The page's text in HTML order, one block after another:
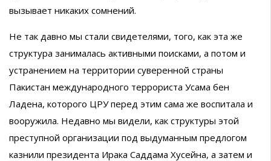
вызывает никаких сомнений.
Не так давно мы стали свидетелями, того, как эта же
структура занималась активными поисками, а потом и
устранением на территории суверенной страны
Пакистан международного террориста Усама бен
Ладена, которого ЦРУ перед этим сама же воспитала и
вооружила. Недавно мы видели, как структуры этой
преступной организации под выдуманным предлогом
казнили президента Ирака Саддама Хусейна, а затем и